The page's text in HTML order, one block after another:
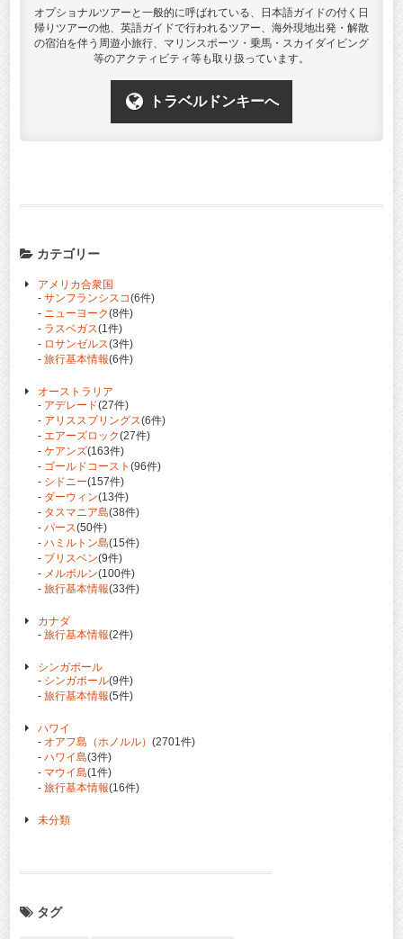
オプショナルツアーと一般的に呼ばれている、日本語ガイドの付く日
帰りツアーの他、英語ガイドで行われるツアー、海外現地出発・解散
の宿泊を伴う周遊小旅行、マリンスポーツ・乗馬・スカイダイビング
等のアクティビティ等も取り扱っています。
トラベルドンキーへ
カテゴリー
アメリカ合衆国
- サンフランシスコ(6件)
- ニューヨーク(8件)
- ラスベガス(1件)
- ロサンゼルス(3件)
- 旅行基本情報(6件)
オーストラリア
- アデレード(27件)
- アリススプリングス(6件)
- エアーズロック(27件)
- ケアンズ(163件)
- ゴールドコースト (96件)
- シドニー(157件)
- ダーウィン(13件)
- タスマニア島(38件)
- パース(50件)
- ハミルトン島(15件)
- ブリスベン(9件)
- メルボルン(100件)
- 旅行基本情報(33件)
カナダ
- 旅行基本情報(2件)
シンガポール
- シンガポール(9件)
- 旅行基本情報(5件)
ハワイ
- オアフ島（ホノルル） (2701件)
- ハワイ島(3件)
- マウイ島(1件)
- 旅行基本情報(16件)
未分類
タグ